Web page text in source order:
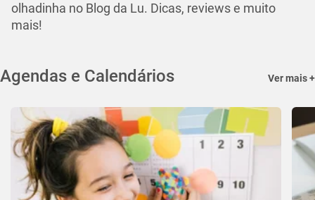
olhadinha no Blog da Lu. Dicas, reviews e muito
mais!
Agendas e Calendários Ver mais +